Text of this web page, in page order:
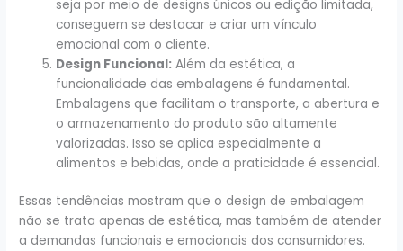
seja por meio de designs únicos ou edição limitada,
conseguem se destacar e criar um vínculo
emocional com o cliente.
Design Funcional: Além da estética, a
funcionalidade das embalagens é fundamental.
Embalagens que facilitam o transporte, a abertura e
o armazenamento do produto são altamente
valorizadas. Isso se aplica especialmente a
alimentos e bebidas, onde a praticidade é essencial.
Essas tendências mostram que o design de embalagem
não se trata apenas de estética, mas também de atender
a demandas funcionais e emocionais dos consumidores.